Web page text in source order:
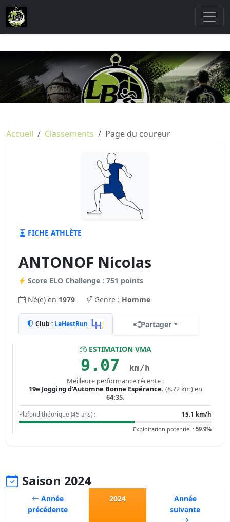
Accueil Classements Page du coureur
FICHE ATHLÈTE
ANTONOF Nicolas
Score ELO Challenge : 751 points
Né(e) en 1979 Genre : Homme
Club : LaHestRun Partager
ESTIMATION VMA
9.07 km/h
Meilleure performance récente :
19e Jogging d'Automne Bonne Espérance. (8.72 km) en
64:35.
Plafond théorique (45 ans) :
15.1 km/h
Exploitation potentiel : 59.9%
Saison 2024
Année
précédente
2024
Année
suivante